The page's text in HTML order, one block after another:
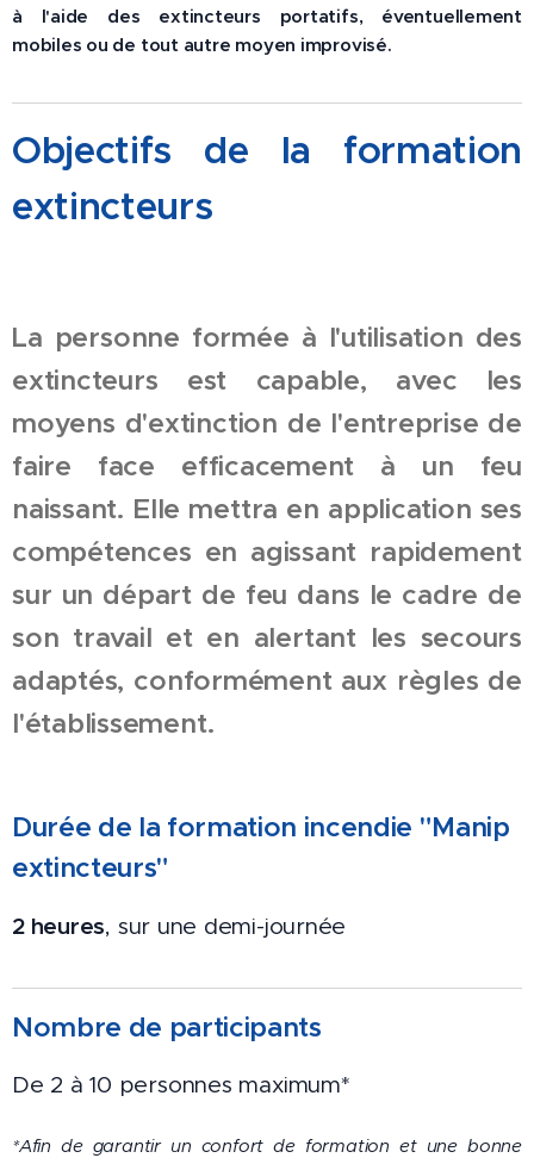
à l'aide des extincteurs portatifs, éventuellement
mobiles ou de tout autre moyen improvisé.
Objectifs de la formation
extincteurs
La personne formée à l'utilisation des
extincteurs est capable, avec les
moyens d'extinction de l'entreprise de
faire face efficacement à un feu
naissant. Elle mettra en application ses
compétences en agissant rapidement
sur un départ de feu dans le cadre de
son travail et en alertant les secours
adaptés, conformément aux règles de
l'établissement.
Durée de la formation incendie "Manip
extincteurs"
2 heures, sur une demi-journée
Nombre de participants
De 2 à 10 personnes maximum*
*Afin de garantir un confort de formation et une bonne